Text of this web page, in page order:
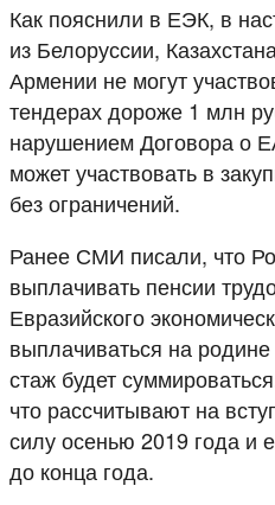
Как пояснили в ЕЭК, в
из Белоруссии,
Армении не могут
тендерах дороже 1 млн
нарушением Договора о
может участвовать в
без ограничений.
Ранее СМИ писали, что
выплачивать пенсии
Евразийского
выплачиваться на
стаж будет
что рассчитывают на
силу осенью 2019 года
до конца года.